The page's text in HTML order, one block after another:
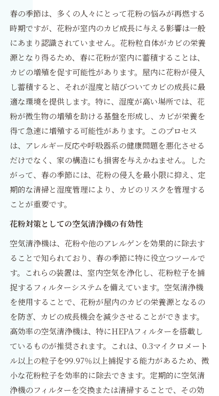
春の季節は、多くの人々にとって花粉の悩みが再燃する
時期ですが、花粉が室内のカビ成長に与える影響は一般
にあまり認識されていません。花粉粒自体がカビの栄養
源となり得るため、春に花粉が室内に蓄積することは、
カビの増殖を促す可能性があります。屋内に花粉が侵入
し蓄積すると、それが湿度と結びついてカビの成長に最
適な環境を提供します。特に、湿度が高い場所では、花
粉が微生物の増殖を助ける基盤を形成し、カビが栄養を
得て急速に増殖する可能性があります。このプロセス
は、アレルギー反応や呼吸器系の健康問題を悪化させる
だけでなく、家の構造にも損害を与えかねません。した
がって、春の季節には、花粉の侵入を最小限に抑え、定
期的な清掃と湿度管理により、カビのリスクを管理する
ことが重要です。
花粉対策としての空気清浄機の有効性
空気清浄機は、花粉や他のアレルゲンを効果的に除去す
ることで知られており、春の季節に特に役立つツールで
す。これらの装置は、室内空気を浄化し、花粉粒子を捕
捉するフィルターシステムを備えています。空気清浄機
を使用することで、花粉が屋内のカビの栄養源となるの
を防ぎ、カビの成長機会を減少させることができます。
高効率の空気清浄機は、特にHEPAフィルターを搭載し
ているものが推奨されます。これは、0.3マイクロメート
ル以上の粒子を99.97％以上捕捉する能力があるため、微
小な花粉粒子を効率的に除去できます。定期的に空気清
浄機のフィルターを交換または清掃することで、その効